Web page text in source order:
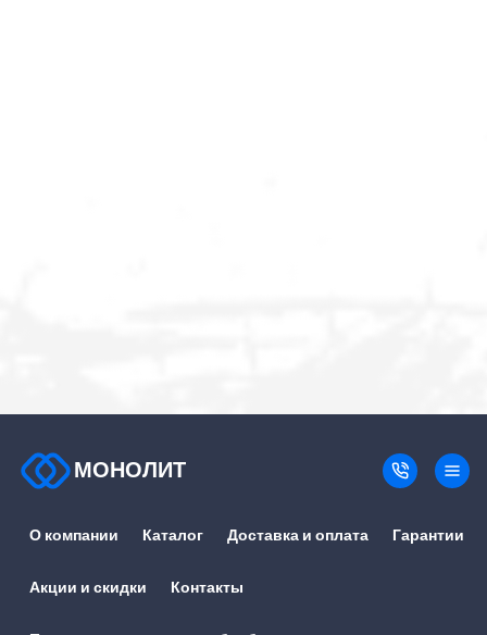
МОНОЛИТ
О компании Каталог Доставка и оплата Гарантии
Акции и скидки Контакты